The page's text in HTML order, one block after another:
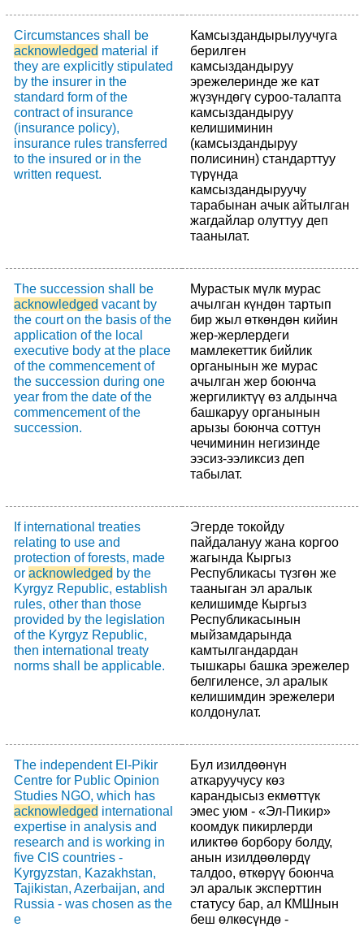
Circumstances shall be
acknowledged material if
they are explicitly stipulated
by the insurer in the
standard form of the
contract of insurance
(insurance policy),
insurance rules transferred
to the insured or in the
written request.
Камсыздандырылуучуга
берилген
камсыздандыруу
эрежелеринде же кат
жүзүндөгү суроо-талапта
камсыздандыруу
келишиминин
(камсыздандыруу
полисинин) стандарттуу
түрүнда
камсыздандыруучу
тарабынан ачык айтылган
жагдайлар олуттуу деп
таанылат.
The succession shall be
acknowledged vacant by
the court on the basis of the
application of the local
executive body at the place
of the commencement of
the succession during one
year from the date of the
commencement of the
succession.
Мурастык мүлк мурас
ачылган күндөн тартып
бир жыл өткөндөн кийин
жер-жерлердеги
мамлекеттик бийлик
органынын же мурас
ачылган жер боюнча
жергиликтүү өз алдынча
башкаруу органынын
арызы боюнча соттун
чечиминин негизинде
ээсиз-ээликсиз деп
табылат.
If international treaties
relating to use and
protection of forests, made
or acknowledged by the
Kyrgyz Republic, establish
rules, other than those
provided by the legislation
of the Kyrgyz Republic,
then international treaty
norms shall be applicable.
Эгерде токойду
пайдалануу жана коргоо
жагында Кыргыз
Республикасы түзгөн же
тааныган эл аралык
келишимде Кыргыз
Республикасынын
мыйзамдарында
камтылгандардан
тышкары башка эрежелер
белгиленсе, эл аралык
келишимдин эрежелери
колдонулат.
The independent El-Pikir
Centre for Public Opinion
Studies NGO, which has
acknowledged international
expertise in analysis and
research and is working in
five CIS countries -
Kyrgyzstan, Kazakhstan,
Tajikistan, Azerbaijan, and
Russia - was chosen as the
e
Бул изилдөөнүн
аткаруучусу көз
карандысыз екмөттүк
эмес уюм - «Эл-Пикир»
коомдук пикирлерди
иликтөө борбору болду,
анын изилдөөлөрдү
талдоо, өткөрүү боюнча
эл аралык эксперттин
статусу бар, ал КМШнын
беш өлкөсүндө -